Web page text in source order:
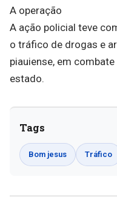
A operação
A ação policial teve
o tráfico de drogas e
piauiense, em
estado.
Tags
Bom jesus Tráfico